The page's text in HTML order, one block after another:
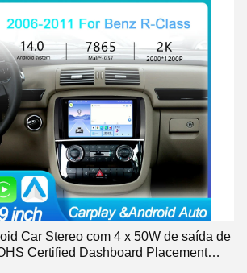
Car Stereo com 4 x 50W de saída de
Certified Dashboard Placement